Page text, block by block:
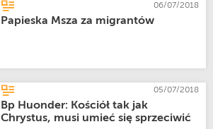
06/07/2018
Papieska Msza za migrantów
05/07/2018
Bp Huonder: Kościół tak jak
Chrystus, musi umieć się sprzeciwić